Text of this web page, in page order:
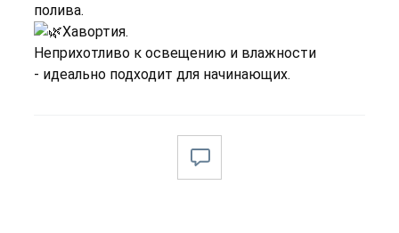
полива.
Хавортия.
Неприхотливо к освещению и влажности
- идеально подходит для начинающих.